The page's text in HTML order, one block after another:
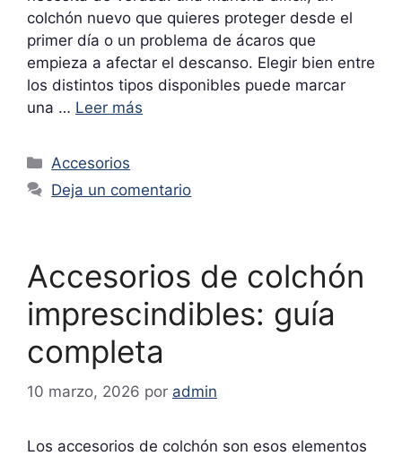
colchón nuevo que quieres proteger desde el
primer día o un problema de ácaros que
empieza a afectar el descanso. Elegir bien entre
los distintos tipos disponibles puede marcar
una … Leer más
Categorías
Accesorios
Deja un comentario
Accesorios de colchón
imprescindibles: guía
completa
10 marzo, 2026 por admin
Los accesorios de colchón son esos elementos